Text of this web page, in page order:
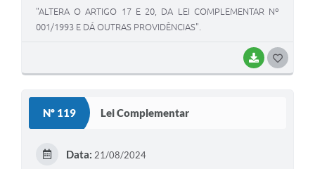
BAIXAR
"ALTERA O ARTIGO 17 E 20, DA LEI COMPLEMENTAR Nº
001/1993 E DÁ OUTRAS PROVIDÊNCIAS".
Nº 119 Lei Complementar
Data: 21/08/2024